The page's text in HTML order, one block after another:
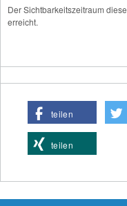
Der Sichtbarkeitszeitraum
erreicht.
teilen
teilen